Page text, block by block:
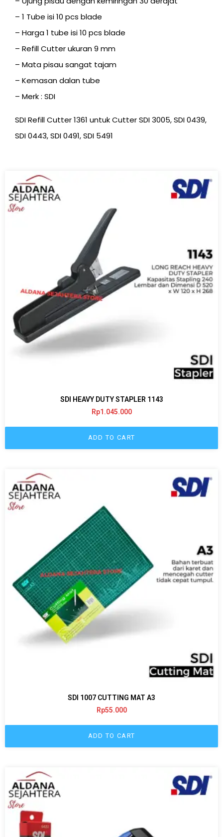
– 1 Tube isi 10 pcs blade
– Harga 1 tube isi 10 pcs blade
– Refill Cutter ukuran 9 mm
– Mata pisau sangat tajam
– Kemasan dalan tube
– Merk : SDI
SDI Refill Cutter 1361 untuk Cutter SDI 3005, SDI 0439,
SDI 0443, SDI 0491, SDI 5491
SDI HEAVY DUTY STAPLER 1143
Rp1.045.000
ADD TO CART
SDI 1007 CUTTING MAT A3
Rp55.000
ADD TO CART